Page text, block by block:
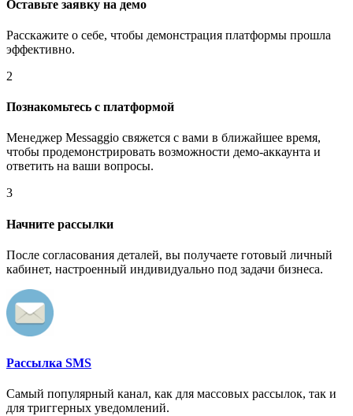
Оставьте заявку на демо
Расскажите о себе, чтобы демонстрация платформы прошла
эффективно.
2
Познакомьтесь с платформой
Менеджер Messaggio свяжется с вами в ближайшее время,
чтобы продемонстрировать возможности демо-аккаунта и
ответить на ваши вопросы.
3
Начните рассылки
После согласования деталей, вы получаете готовый личный
кабинет, настроенный индивидуально под задачи бизнеса.
Рассылка SMS
Самый популярный канал, как для массовых рассылок, так и
для триггерных уведомлений.